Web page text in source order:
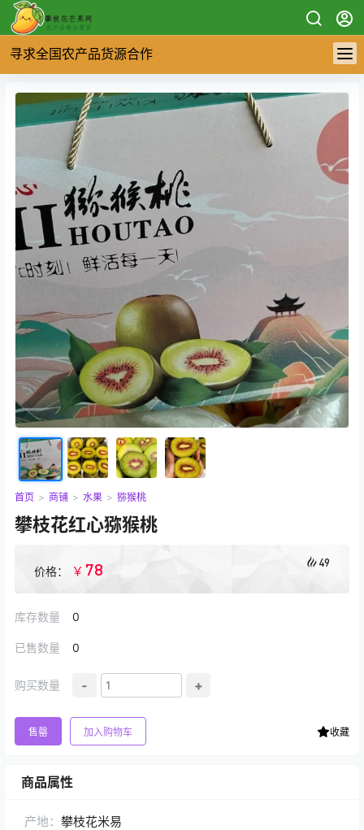
寻求全国农产品货源合作
首页 > 商铺 > 水果 > 猕猴桃
攀枝花红心猕猴桃
价格： ￥ 78 49
库存数量 0
已售数量 0
购买数量 - +
售罄 加入购物车 收藏
商品属性
产地： 攀枝花米易